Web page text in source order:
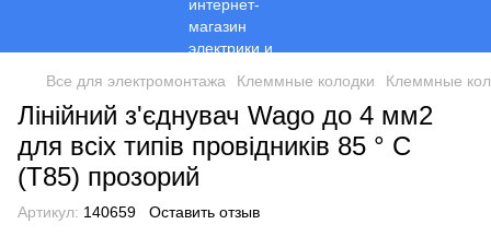
Все для электромонтажа Клеммные колодки Клеммные
Лінійний з'єднувач Wago до 4 мм2
для всіх типів провідників 85 ° C
(T85) прозорий
Артикул: 140659 Оставить отзыв